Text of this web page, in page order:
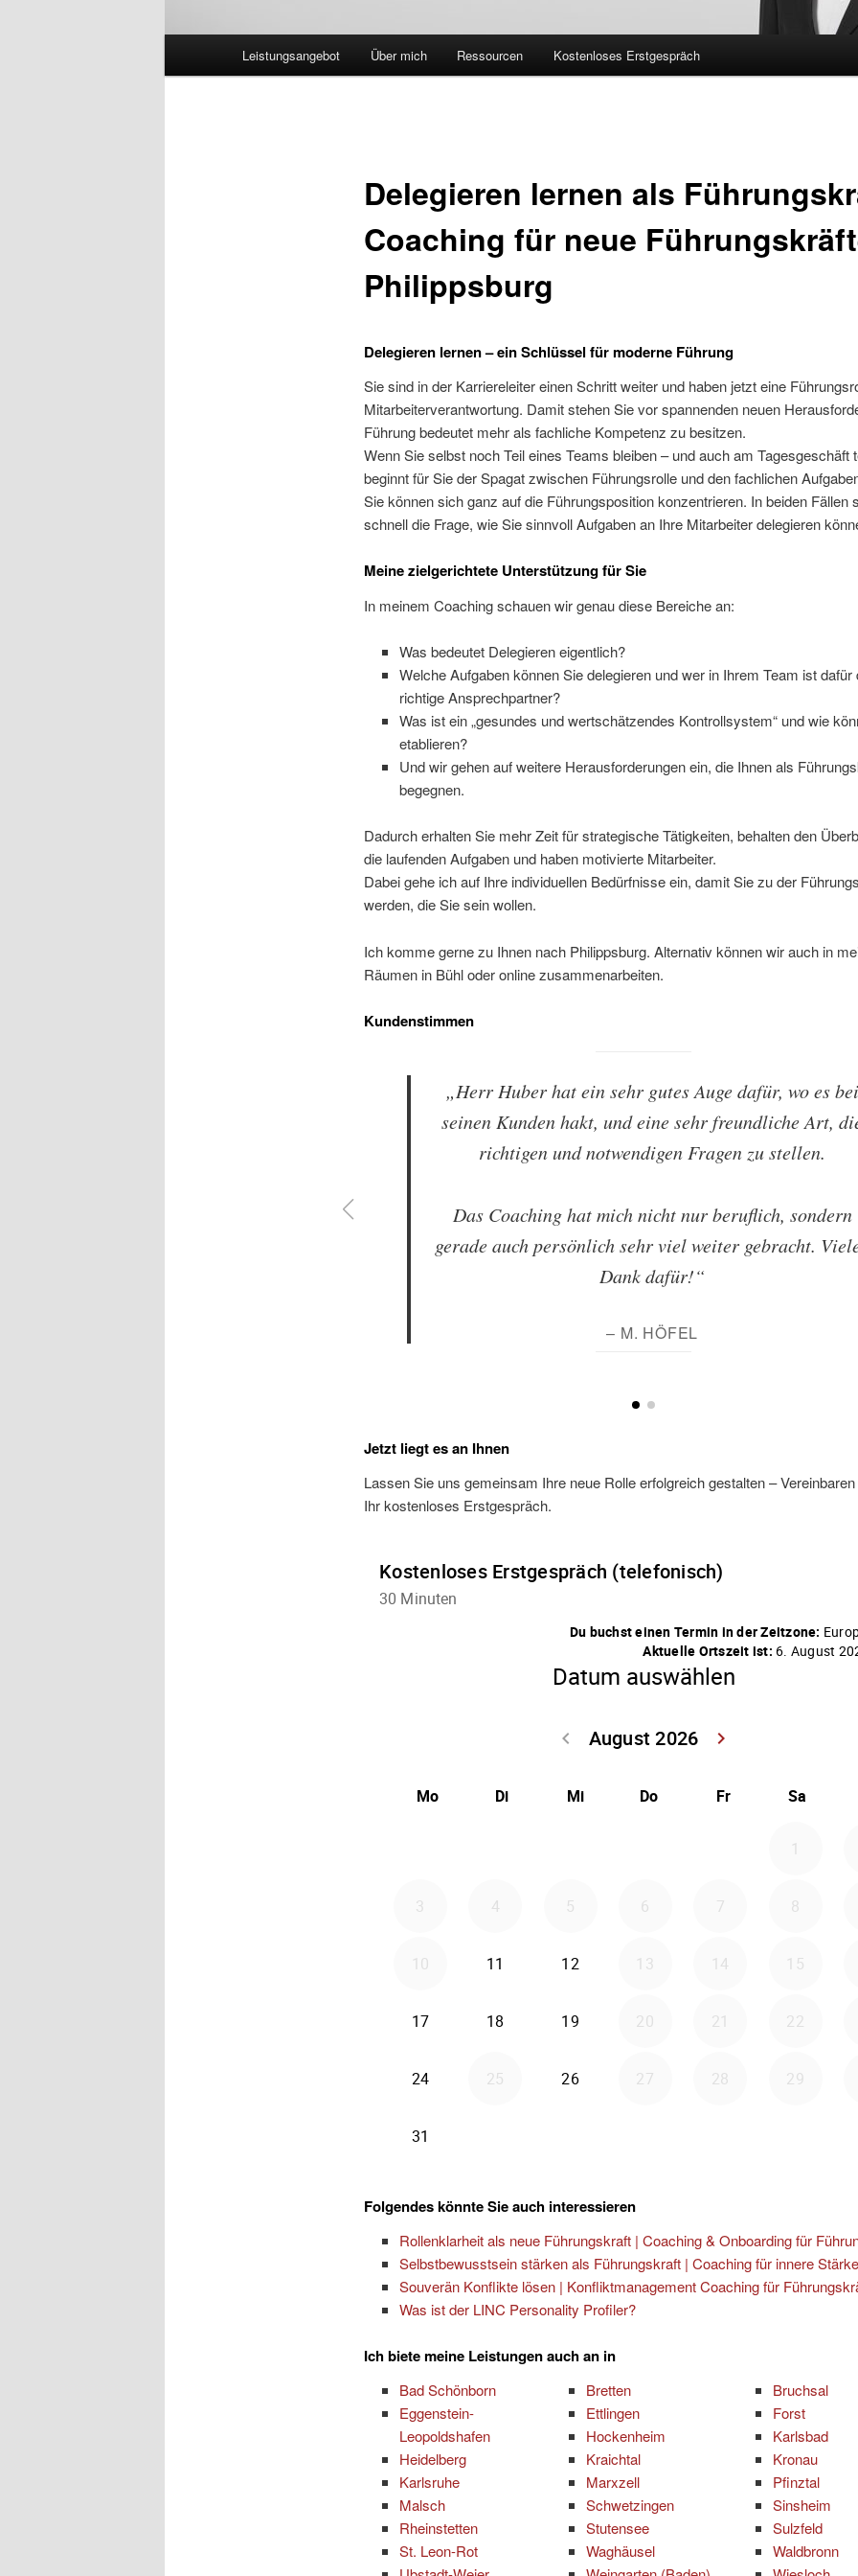
Leistungsangebot Über mich Ressourcen Kostenloses Erstgespräch
Delegieren lernen als
Coaching für neue
Philippsburg
Delegieren lernen – ein Schlüssel für moderne Führung
Sie sind in der Karriereleiter einen Schritt weiter und haben jetzt eine
Mitarbeiterverantwortung. Damit stehen Sie vor spannenden neuen
Führung bedeutet mehr als fachliche Kompetenz zu besitzen.
Wenn Sie selbst noch Teil eines Teams bleiben – und auch am Tagesgeschäft
beginnt für Sie der Spagat zwischen Führungsrolle und den fachlichen
Sie können sich ganz auf die Führungsposition konzentrieren. In beiden Fällen
schnell die Frage, wie Sie sinnvoll Aufgaben an Ihre Mitarbeiter delegieren
Meine zielgerichtete Unterstützung für Sie
In meinem Coaching schauen wir genau diese Bereiche an:
Was bedeutet Delegieren eigentlich?
Welche Aufgaben können Sie delegieren und wer in Ihrem Team ist dafür
richtige Ansprechpartner?
Was ist ein „gesundes und wertschätzendes Kontrollsystem“ und wie
etablieren?
Und wir gehen auf weitere Herausforderungen ein, die Ihnen als
begegnen.
Dadurch erhalten Sie mehr Zeit für strategische Tätigkeiten, behalten den
die laufenden Aufgaben und haben motivierte Mitarbeiter.
Dabei gehe ich auf Ihre individuellen Bedürfnisse ein, damit Sie zu der
werden, die Sie sein wollen.
Ich komme gerne zu Ihnen nach Philippsburg. Alternativ können wir auch in
Räumen in Bühl oder online zusammenarbeiten.
Kundenstimmen
„Herr Huber hat ein sehr gutes Auge dafür, wo es bei
seinen Kunden hakt, und eine sehr freundliche Art,
richtigen und notwendigen Fragen zu stellen.
Das Coaching hat mich nicht nur beruflich, sondern
gerade auch persönlich sehr viel weiter gebracht.
Dank dafür!“
– M. HÖFEL
Jetzt liegt es an Ihnen
Lassen Sie uns gemeinsam Ihre neue Rolle erfolgreich gestalten –
Ihr kostenloses Erstgespräch.
Folgendes könnte Sie auch interessieren
Rollenklarheit als neue Führungskraft | Coaching & Onboarding für
Selbstbewusstsein stärken als Führungskraft | Coaching für innere Stärke
Souverän Konflikte lösen | Konfliktmanagement Coaching für
Was ist der LINC Personality Profiler?
Ich biete meine Leistungen auch an in
Bad Schönborn
Eggenstein-
Leopoldshafen
Heidelberg
Karlsruhe
Malsch
Rheinstetten
St. Leon-Rot
Bretten
Ettlingen
Hockenheim
Kraichtal
Marxzell
Schwetzingen
Stutensee
Waghäusel
Bruchsal
Forst
Karlsbad
Kronau
Pfinztal
Sinsheim
Sulzfeld
Waldbronn